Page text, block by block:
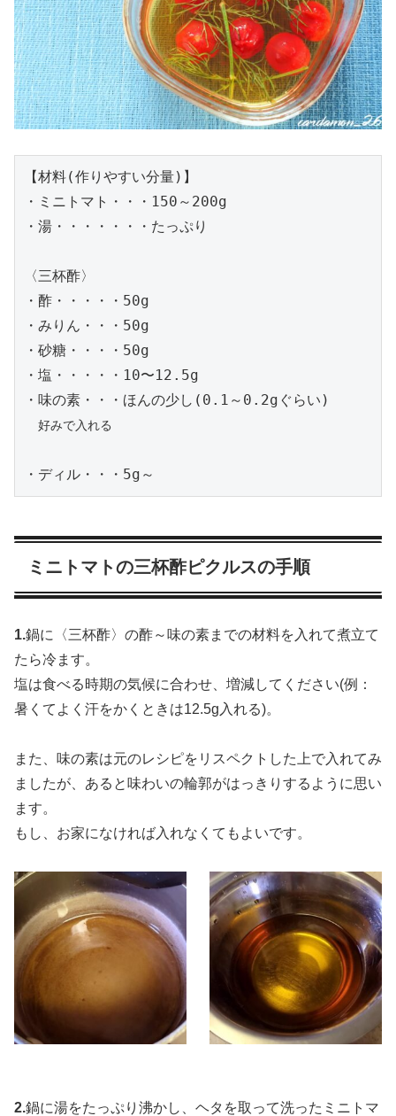
【材料(作りやすい分量)】
・ミニトマト・・・150～200g
・湯・・・・・・・たっぷり
〈三杯酢〉
・酢・・・・・50g
・みりん・・・50g
・砂糖・・・・50g
・塩・・・・・10〜12.5g
・味の素・・・ほんの少し(0.1～0.2gぐらい)
好みで入れる
・ディル・・・5g～
ミニトマトの三杯酢ピクルスの手順
1.鍋に〈三杯酢〉の酢～味の素までの材料を入れて煮立て
たら冷ます。
塩は食べる時期の気候に合わせ、増減してください(例：
暑くてよく汗をかくときは12.5g入れる)。
また、味の素は元のレシピをリスペクトした上で入れてみ
ましたが、あると味わいの輪郭がはっきりするように思い
ます。
もし、お家になければ入れなくてもよいです。
2.鍋に湯をたっぷり沸かし、ヘタを取って洗ったミニトマ